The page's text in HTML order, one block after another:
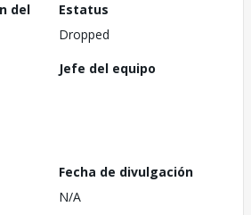
del
Estatus
Dropped
Jefe del equipo
Fecha de divulgación
N/A